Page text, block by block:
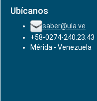
Ubícanos
saber@ula.ve
+58-0274-240.23.43
Mérida - Venezuela